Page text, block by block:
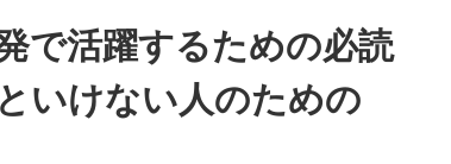
で活躍するための必読
いけない人のための